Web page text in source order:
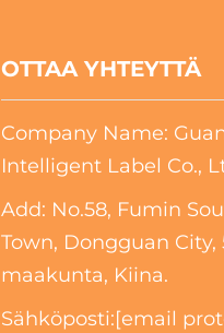
OTTAA YHTEYTTÄ
Company Name:
Intelligent Label Co.,
Add: No.58, Fumin
Town, Dongguan City,
maakunta, Kiina.
Sähköposti:[email